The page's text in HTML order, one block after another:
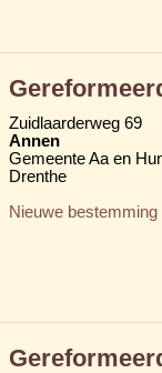
Zuidlaarderweg 69
Annen
Gemeente Aa en
Drenthe
Nieuwe bestemming